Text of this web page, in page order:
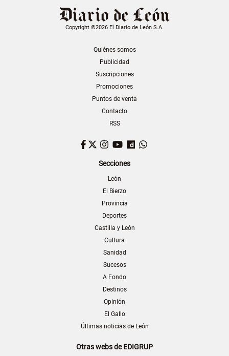
Copyright ©2026 El Diario de León S.A.
Quiénes somos
Publicidad
Suscripciones
Promociones
Puntos de venta
Contacto
RSS
Facebook
TwitterInstagram
YouTubeDailymotion
Secciones
León
El Bierzo
Provincia
Deportes
Castilla y León
Cultura
Sanidad
Sucesos
A Fondo
Destinos
Opinión
El Gallo
Últimas noticias de León
Otras webs de EDIGRUP